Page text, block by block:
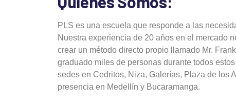
PLS es una escuela que responde a las
Nuestra experiencia de 20 años en el mercado
crear un método directo propio llamado Mr.
graduado miles de personas durante todos
sedes en Cedritos, Niza, Galerías, Plaza de los
presencia en Medellín y Bucaramanga.